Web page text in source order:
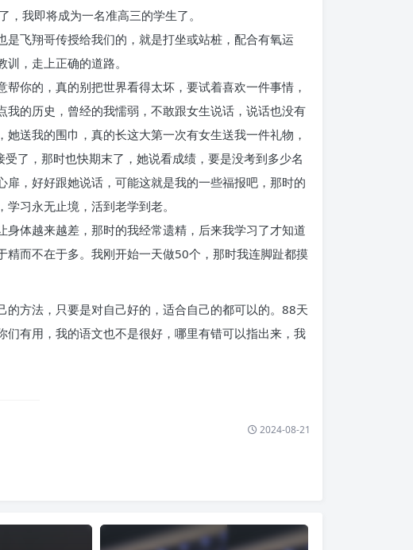
我即将成为一名准高三的学生了。
飞翔哥传授给我们的，就是打坐或站桩，配合有氧运
，走上正确的道路。
你的，真的别把世界看得太坏，要试着喜欢一件事情，
的历史，曾经的我懦弱，不敢跟女生说话，说话也没有
送我的围巾，真的长这大第一次有女生送我一件礼物，
了，那时也快期末了，她说看成绩，要是没考到多少名
，好好跟她说话，可能这就是我的一些福报吧，那时的
习永无止境，活到老学到老。
体越来越差，那时的我经常遗精，后来我学习了才知道
而不在于多。我刚开始一天做50个，那时我连脚趾都摸
方法，只要是对自己好的，适合自己的都可以的。88天
有用，我的语文也不是很好，哪里有错可以指出来，我
2024-08-21